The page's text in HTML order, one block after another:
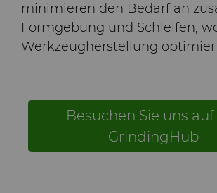
minimieren den Bedarf an
Formgebung und Schleifen,
Werkzeugherstellung
Besuchen Sie uns
GrindingHub